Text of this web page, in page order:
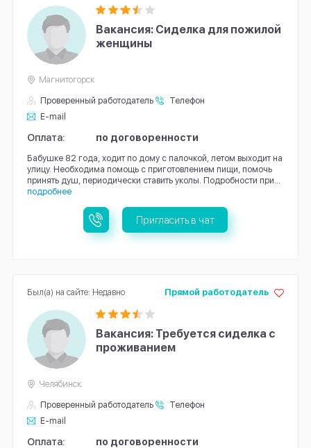
Вакансия: Сиделка для пожилой
женщины
Проверенный работодатель
Телефон
E-mail
Магнитогорск
Оплата: по договоренности
Бабушке 82 года, ходит по дому с палочкой, летом выходит на
улицу. Необходима помощь с приготовлением пищи, помочь
принять душ, периодически ставить уколы. Подробности при...
подробнее
Пригласить в чат
Вакансия: Требуется сиделка с
проживанием
Проверенный работодатель
Телефон
E-mail
Прямой работодатель
Челябинск
Оплата: по договоренности
Был(а) на сайте: Недавно